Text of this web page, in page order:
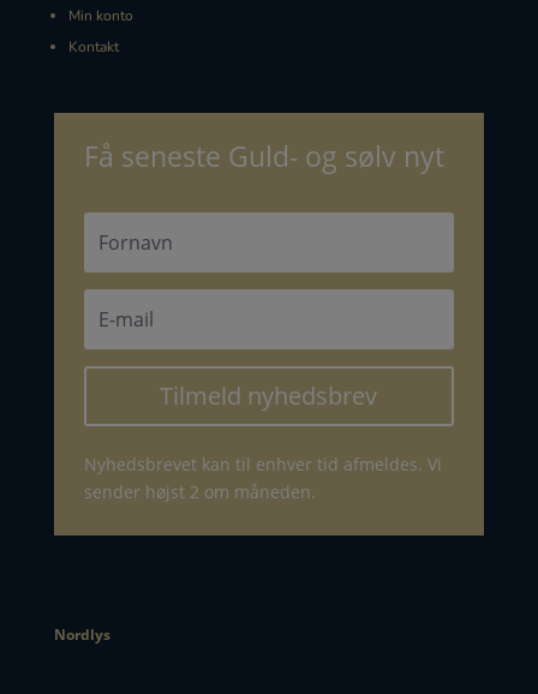
Min konto
Kontakt
Få seneste Guld- og sølv nyt
Tilmeld nyhedsbrev
Nyhedsbrevet kan til enhver tid afmeldes. Vi
sender højst 2 om måneden.
Nordlys